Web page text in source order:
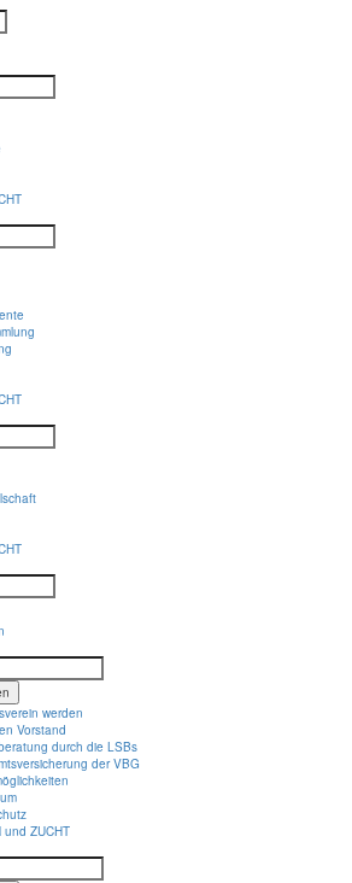
werden
Vorstand
durch die LSBs
der VBG
und ZUCHT